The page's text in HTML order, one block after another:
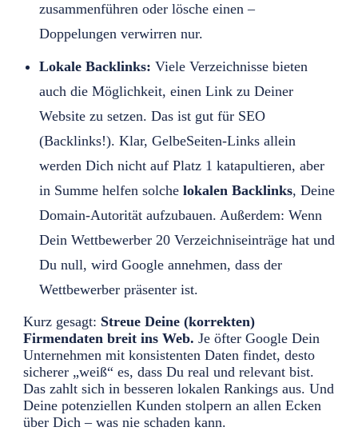
zusammenführen oder lösche einen –
Doppelungen verwirren nur.
Lokale Backlinks: Viele Verzeichnisse bieten
auch die Möglichkeit, einen Link zu Deiner
Website zu setzen. Das ist gut für SEO
(Backlinks!). Klar, GelbeSeiten-Links allein
werden Dich nicht auf Platz 1 katapultieren, aber
in Summe helfen solche lokalen Backlinks, Deine
Domain-Autorität aufzubauen. Außerdem: Wenn
Dein Wettbewerber 20 Verzeichniseinträge hat und
Du null, wird Google annehmen, dass der
Wettbewerber präsenter ist.
Kurz gesagt: Streue Deine (korrekten)
Firmendaten breit ins Web. Je öfter Google Dein
Unternehmen mit konsistenten Daten findet, desto
sicherer „weiß“ es, dass Du real und relevant bist.
Das zahlt sich in besseren lokalen Rankings aus. Und
Deine potenziellen Kunden stolpern an allen Ecken
über Dich – was nie schaden kann.